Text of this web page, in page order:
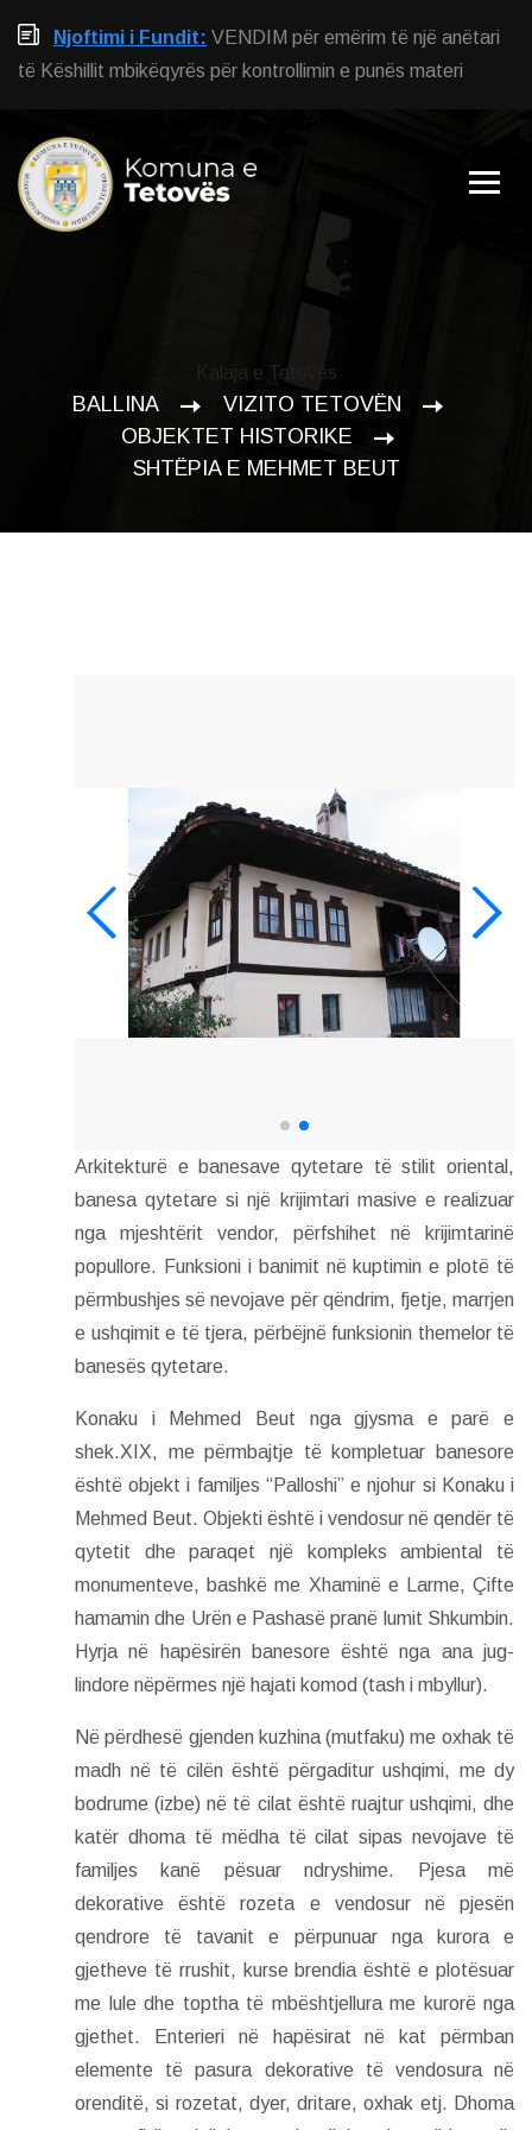
Njoftimi i Fundit: VENDIM për emërim të një anëtari
të Këshillit mbikëqyrës për kontrollimin e punës materi
Kalaja e Tetovës
BALLINA
VIZITO TETOVËN
OBJEKTET HISTORIKE
SHTËPIA E MEHMET BEUT
Arkitekturë e banesave qytetare të stilit oriental,
banesa qytetare si një krijimtari masive e realizuar
nga mjeshtërit vendor, përfshihet në krijimtarinë
popullore. Funksioni i banimit në kuptimin e plotë të
përmbushjes së nevojave për qëndrim, fjetje, marrjen
e ushqimit e të tjera, përbëjnë funksionin themelor të
banesës qytetare.
Konaku i Mehmed Beut nga gjysma e parë e
shek.XIX, me përmbajtje të kompletuar banesore
është objekt i familjes “Palloshi” e njohur si Konaku i
Mehmed Beut. Objekti është i vendosur në qendër të
qytetit dhe paraqet një kompleks ambiental të
monumenteve, bashkë me Xhaminë e Larme, Çifte
hamamin dhe Urën e Pashasë pranë lumit Shkumbin.
Hyrja në hapësirën banesore është nga ana jug-
lindore nëpërmes një hajati komod (tash i mbyllur).
Në përdhesë gjenden kuzhina (mutfaku) me oxhak të
madh në të cilën është përgaditur ushqimi, me dy
bodrume (izbe) në të cilat është ruajtur ushqimi, dhe
katër dhoma të mëdha të cilat sipas nevojave të
familjes kanë pësuar ndryshime. Pjesa më
dekorative është rozeta e vendosur në pjesën
qendrore të tavanit e përpunuar nga kurora e
gjetheve të rrushit, kurse brendia është e plotësuar
me lule dhe toptha të mbështjellura me kurorë nga
gjethet. Enterieri në hapësirat në kat përmban
elemente të pasura dekorative të vendosura në
orenditë, si rozetat, dyer, dritare, oxhak etj. Dhoma